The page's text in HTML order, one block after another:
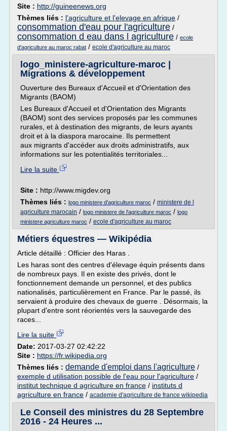
Site : http://guineenews.org
Thèmes liés : l'agriculture et l'elevage en afrique /
consommation d'eau pour l'agriculture /
consommation d eau dans l agriculture / ecole
d'agriculture au maroc rabat / ecole d'agriculture au maroc
logo_ministere-agriculture-maroc |
Migrations & développement
Ouverture des Bureaux d'Accueil et d'Orientation des
Migrants (BAOM)
Les Bureaux d'Accueil et d'Orientation des Migrants
(BAOM) sont des services proposés par les communes
rurales, et à destination des migrants, de leurs ayants
droit et à la diaspora marocaine. Ils permettent
aux migrants d'accéder aux droits administratifs, aux
informations sur les potentialités territoriales...
Lire la suite
Site : http://www.migdev.org
Thèmes liés : logo ministere d'agriculture maroc / ministere de l
agriculture marocain / logo ministere de l'agriculture maroc / logo
ministere agriculture maroc / ecole d'agriculture au maroc
Métiers équestres — Wikipédia
Article détaillé : Officier des Haras .
Les haras sont des centres d'élevage équin présents dans
de nombreux pays. Il en existe des privés, dont le
fonctionnement demande un personnel, et des publics
nationalisés, particulièrement en France. Par le passé, ils
servaient à produire des chevaux de guerre . Désormais, la
plupart d'entre sont réorientés vers la sauvegarde des
races...
Lire la suite
Date: 2017-03-27 02:42:22
Site : https://fr.wikipedia.org
Thèmes liés : demande d'emploi dans l'agriculture /
exemple d utilisation possible de l'eau pour l'agriculture /
institut technique d agriculture en france / instituts d
agriculture en france / academie d'agriculture de france wikipedia
Le Conseil des ministres du 28 Septembre
2016 - 24 Heures ...